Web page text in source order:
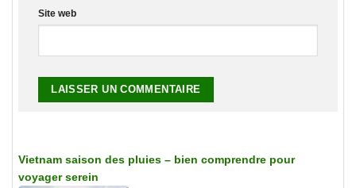
Site web
Vietnam saison des pluies – bien comprendre pour
voyager serein